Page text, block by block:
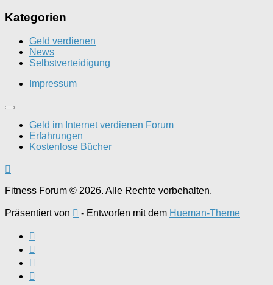
Kategorien
Geld verdienen
News
Selbstverteidigung
Impressum
Geld im Internet verdienen Forum
Erfahrungen
Kostenlose Bücher
Fitness Forum © 2026. Alle Rechte vorbehalten.
Präsentiert von - Entworfen mit dem Hueman-Theme